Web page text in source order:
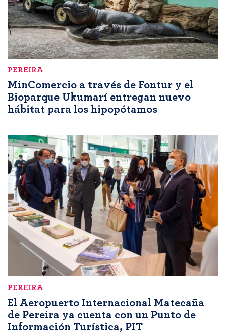
PEREIRA
MinComercio a través de Fontur y el
Bioparque Ukumarí entregan nuevo
hábitat para los hipopótamos
PEREIRA
El Aeropuerto Internacional Matecaña
de Pereira ya cuenta con un Punto de
Información Turística, PIT